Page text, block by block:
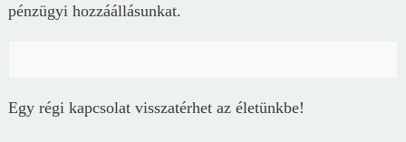
pénzügyi hozzáállásunkat.
Egy régi kapcsolat visszatérhet az életünkbe!